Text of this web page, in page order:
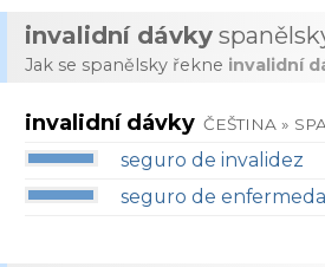
invalidní dávky
Jak se spanělsky řekne invalidní
invalidní dávky ČEŠTINA »
seguro de invalidez
seguro de